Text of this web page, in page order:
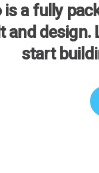
is a fully
and design.
start